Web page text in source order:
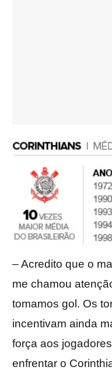
– Acredito que o
me chamou
tomamos gol. Os
incentivam ainda
força aos
enfrentar o